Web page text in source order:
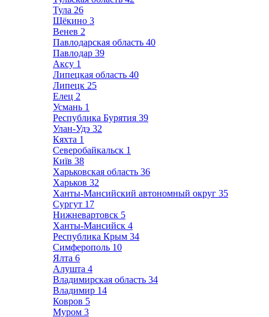
Тула 26
Щёкино 3
Венев 2
Павлодарская область 40
Павлодар 39
Аксу 1
Липецкая область 40
Липецк 25
Елец 2
Усмань 1
Республика Бурятия 39
Улан-Удэ 32
Кяхта 1
Северобайкальск 1
Київ 38
Харьковская область 36
Харьков 32
Ханты-Мансийский автономный округ 35
Сургут 17
Нижневартовск 5
Ханты-Мансийск 4
Республика Крым 34
Симферополь 10
Ялта 6
Алушта 4
Владимирская область 34
Владимир 14
Ковров 5
Муром 3